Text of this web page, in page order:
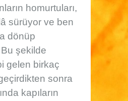
homurtuları,
sürüyor ve ben
dönüp
Bu şekilde
gelen birkaç
sonra
kapıların